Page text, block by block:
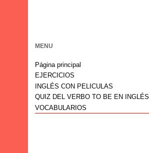
MENU
Página principal
EJERCICIOS
INGLÉS CON PELICULAS
QUIZ DEL VERBO TO BE EN
VOCABULARIOS